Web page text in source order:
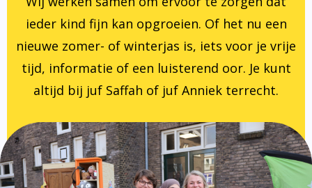
ieder kind fijn kan opgroeien. Of het nu een
nieuwe zomer- of winterjas is, iets voor je vrije
tijd, informatie of een luisterend oor. Je kunt
altijd bij juf Saffah of juf Anniek terrecht.